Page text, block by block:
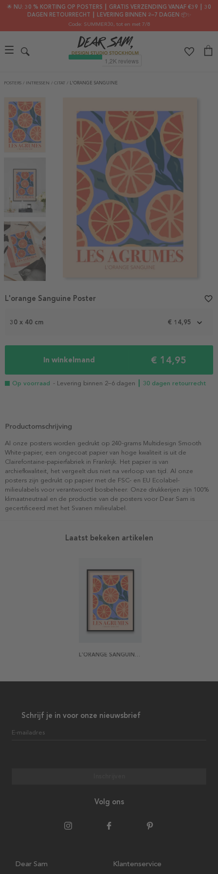
🌟 NU: 30 % KORTING OP POSTERS ┃ GRATIS VERZENDING VANAF €39 ┃ 30
DAGEN RETOURRECHT ┃ LEVERING BINNEN 2–7 DAGEN 📦✨
Code: SUMMER30, tot en met 7/8
POSTERS / INTRESSEN / CITAT / L'ORANGE SANGUINE
1
30 x 40 cm € 14,95
In winkelmand € 14,95
Op voorraad - Levering binnen 2–6 dagen ┃ 30 dagen retourrecht
L'orange Sanguine Poster favorite_border
Productomschrijving
Al onze posters worden gedrukt op 240-grams Multidesign Smooth
White-papier, een ongecoat papier van hoge kwaliteit is uit de
Clairefontaine-papierfabriek in Frankrijk. Het papier is van
archiefkwaliteit, het vergeelt dus niet na verloop van tijd. Al onze
posters zijn gedrukt op papier met de FSC- en EU Ecolabel-
milieulabels voor verantwoord bosbeheer. Onze drukkerijen zijn 100%
klimaatneutraal en de productie van de posters voor Dear Sam is
gecertificeerd met het Svanen milieulabel.
Laatst bekeken artikelen
L'ORANGE SANGUINE POSTER
Schrijf je in voor onze nieuwsbrief
E-mailadres
Volg ons
Dear Sam Klantenservice